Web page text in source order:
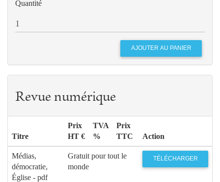
Quantité
Revue numérique
Titre
Prix
HT €
TVA
%
Prix
TTC
Action
Médias,
démocratie,
Église - pdf
Gratuit pour tout le
monde
TÉLÉCHARGER